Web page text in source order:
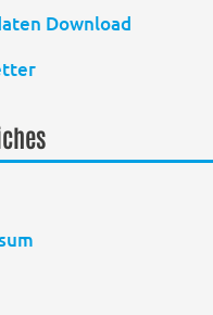
Download